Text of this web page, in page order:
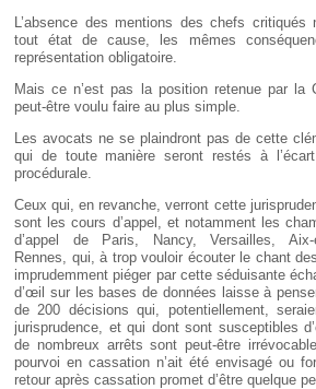
L’absence des mentions des chefs
tout état de cause, les mêmes
représentation obligatoire.
Mais ce n’est pas la position retenue par la
peut-être voulu faire au plus simple.
Les avocats ne se plaindront pas de cette
qui de toute manière seront restés à
procédurale.
Ceux qui, en revanche, verront cette
sont les cours d’appel, et notamment les
d’appel de Paris, Nancy, Versailles, Aix-
Rennes, qui, à trop vouloir écouter le chant
imprudemment piéger par cette séduisante
d’œil sur les bases de données laisse à
de 200 décisions qui, potentiellement,
jurisprudence, et qui dont sont susceptibles
de nombreux arrêts sont peut-être
pourvoi en cassation n’ait été envisagé ou
retour après cassation promet d’être quelque